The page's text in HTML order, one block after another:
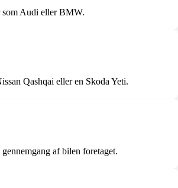
som Audi eller BMW.
Qashqai eller en Skoda Yeti.
af bilen foretaget.